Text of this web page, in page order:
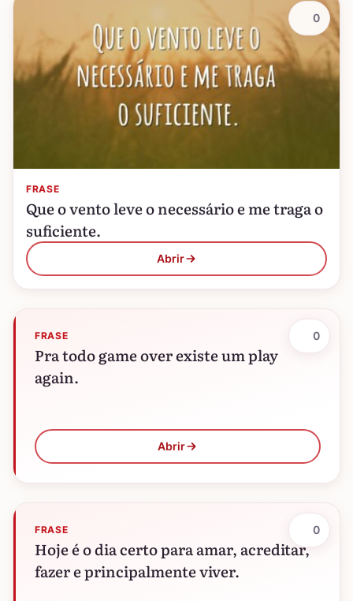
FRASE
Que o vento leve o necessário e me traga o
suficiente.
Abrir
0
FRASE
Pra todo game over existe um play
again.
Abrir
0
FRASE
Hoje é o dia certo para amar, acreditar,
fazer e principalmente viver.
0